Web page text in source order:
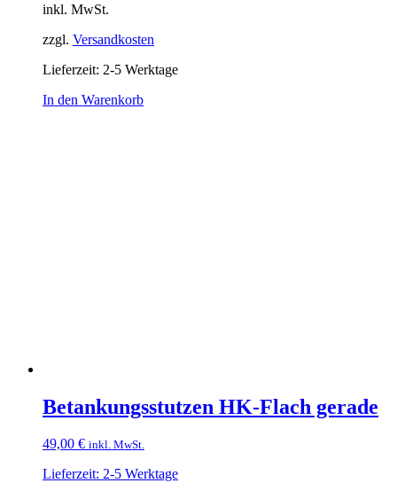
inkl. MwSt.
zzgl. Versandkosten
Lieferzeit: 2-5 Werktage
In den Warenkorb
Betankungsstutzen HK-Flach gerade
49,00 € inkl. MwSt.
Lieferzeit: 2-5 Werktage